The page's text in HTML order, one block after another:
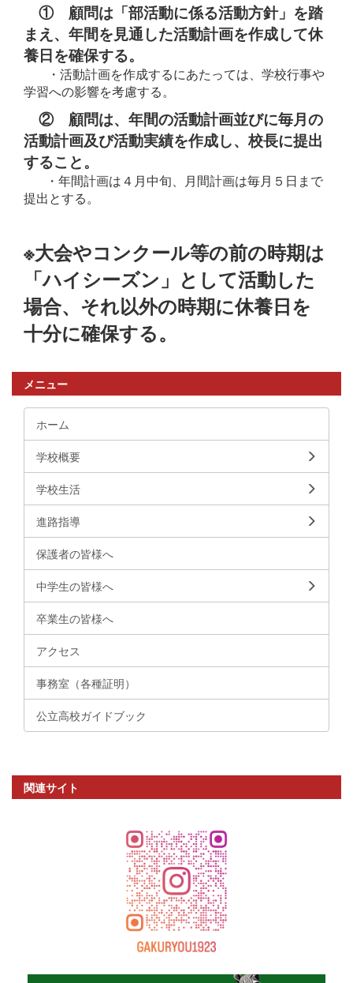
① 顧問は「部活動に係る活動方針」を踏
まえ、年間を見通した活動計画を作成して休
養日を確保する。
・活動計画を作成するにあたっては、学校行事や
学習への影響を考慮する。
② 顧問は、年間の活動計画並びに毎月の
活動計画及び活動実績を作成し、校長に提出
すること。
・年間計画は４月中旬、月間計画は毎月５日まで
提出とする。
※大会やコンクール等の前の時期は
「ハイシーズン」として活動した
場合、それ以外の時期に休養日を
十分に確保する。
メニュー
ホーム
学校概要
学校生活
進路指導
保護者の皆様へ
中学生の皆様へ
卒業生の皆様へ
アクセス
事務室（各種証明）
公立高校ガイドブック
関連サイト